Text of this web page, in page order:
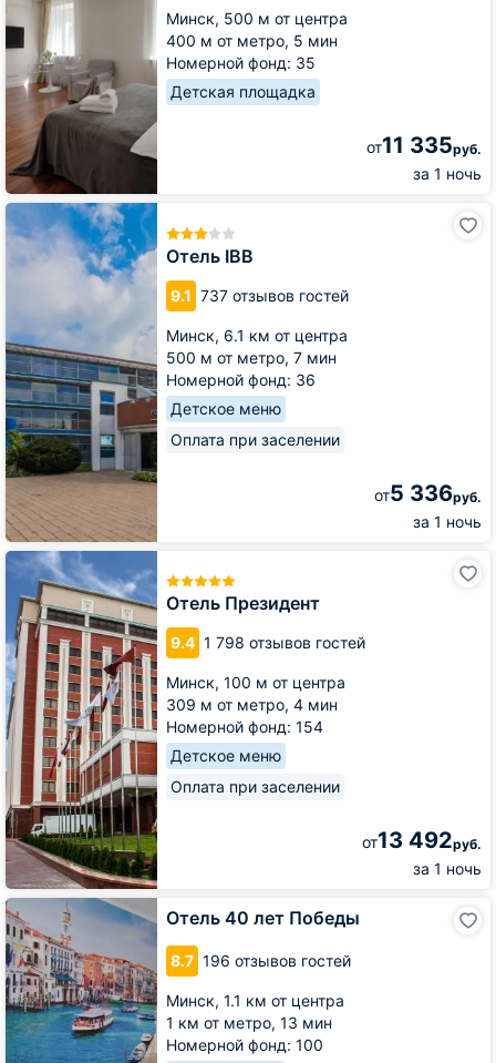
Минск, 500 м от центра
400 м от метро, 5 мин
Номерной фонд: 35
Детская площадка
от11 335руб.
за 1 ночь
25
Отель IBB
9.1 737 отзывов гостей
Минск, 6.1 км от центра
500 м от метро, 7 мин
Номерной фонд: 36
Детское меню
Оплата при заселении
от5 336руб.
за 1 ночь
Отель
IBB
Отель Президент
9.4 1 798 отзывов гостей
Минск, 100 м от центра
309 м от метро, 4 мин
Номерной фонд: 154
Детское меню
Оплата при заселении
от13 492руб.
за 1 ночь
Отель
Президент
Отель 40 лет Победы
8.7 196 отзывов гостей
Минск, 1.1 км от центра
1 км от метро, 13 мин
Номерной фонд: 100
Отель
40
лет
Победы